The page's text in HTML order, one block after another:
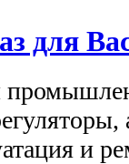
для
и